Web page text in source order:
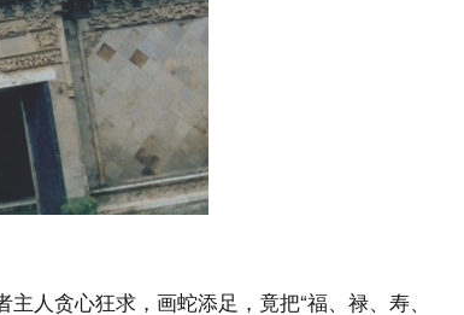
人贪心狂求，画蛇添足，竟把“福、禄、寿、